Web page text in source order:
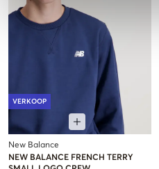
VERKOOP
New Balance
NEW BALANCE FRENCH TERRY